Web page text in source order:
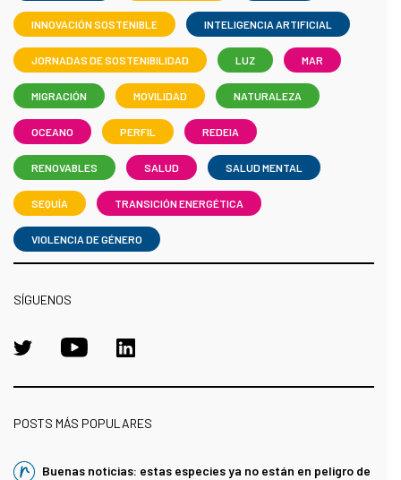
INNOVACIÓN SOSTENIBLE INTELIGENCIA ARTIFICIAL
JORNADAS DE SOSTENIBILIDAD LUZ MAR
MIGRACIÓN MOVILIDAD NATURALEZA
OCEANO PERFIL REDEIA
RENOVABLES SALUD SALUD MENTAL
SEQUÍA TRANSICIÓN ENERGÉTICA
VIOLENCIA DE GÉNERO
SÍGUENOS
POSTS MÁS POPULARES
Buenas noticias: estas especies ya no están en peligro de